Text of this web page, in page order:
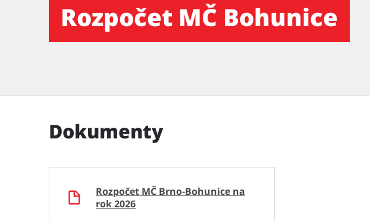
Rozpočet MČ Bohunice
Dokumenty
Rozpočet MČ Brno-Bohunice na
rok 2026